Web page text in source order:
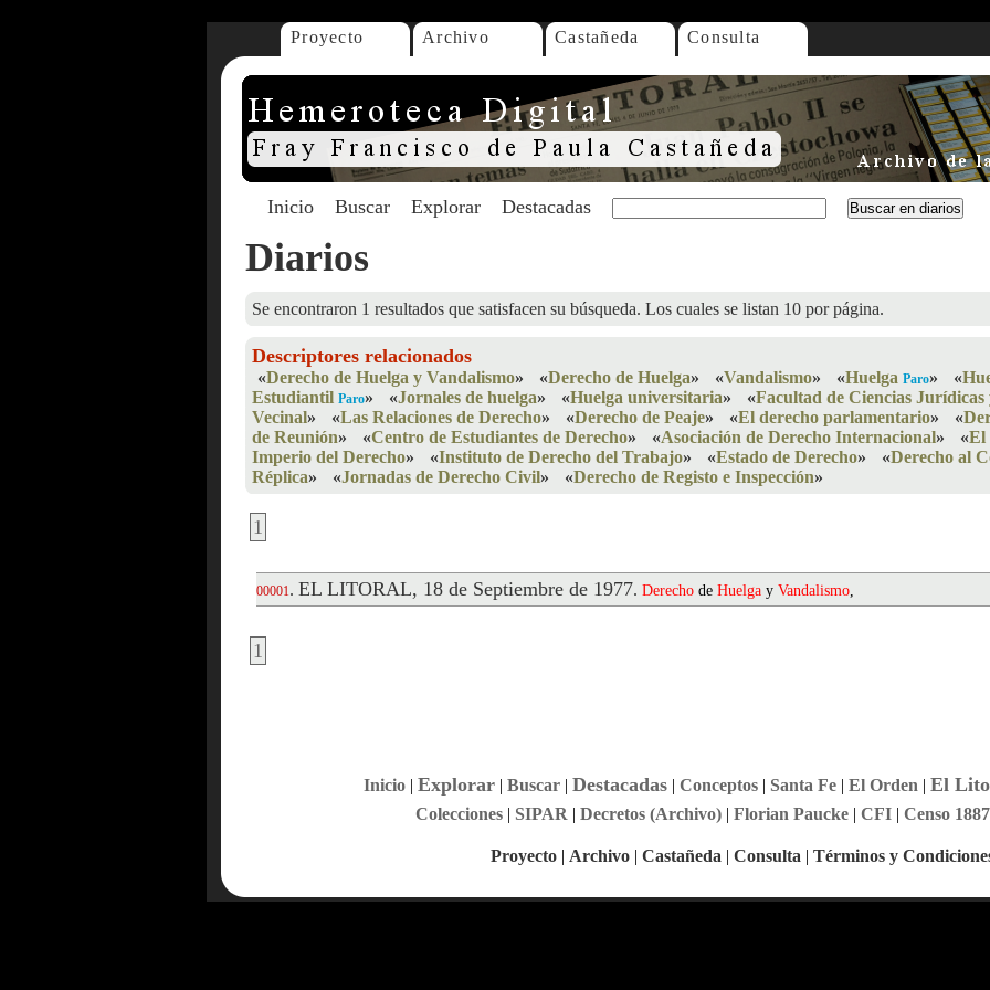
Proyecto Archivo Castañeda Consulta
Inicio Buscar Explorar Destacadas
Diarios
Se encontraron 1 resultados que satisfacen su búsqueda. Los cuales se listan 10 por página.
Descriptores relacionados
«Derecho de Huelga y Vandalismo» «Derecho de Huelga» «Vandalismo» «Huelga Paro» «
Estudiantil Paro» «Jornales de huelga» «Huelga universitaria» «Facultad de Ciencias Jurídicas
Vecinal» «Las Relaciones de Derecho» «Derecho de Peaje» «El derecho parlamentario» «
de Reunión» «Centro de Estudiantes de Derecho» «Asociación de Derecho Internacional» «El
Imperio del Derecho» «Instituto de Derecho del Trabajo» «Estado de Derecho» «Derecho al
Réplica» «Jornadas de Derecho Civil» «Derecho de Registo e Inspección»
1
00001. EL LITORAL, 18 de Septiembre de 1977. Derecho de Huelga y Vandalismo,
1
Inicio| Explorar| Buscar| Destacadas| Conceptos| Santa Fe| El Orden | El
Colecciones| SIPAR | Decretos (Archivo)| Florian Paucke| CFI| Censo 1887
Proyecto | Archivo | Castañeda | Consulta | Términos y